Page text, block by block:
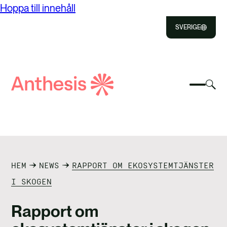
Hoppa till innehåll
SVERIGE
Välj
PUBLIKATIONER
NYHETER OCH INSIKTER
Välj
Sök
HEM NEWS
RAPPORT OM EKOSYSTEMTJÄNSTER
I SKOGEN
Rapport om